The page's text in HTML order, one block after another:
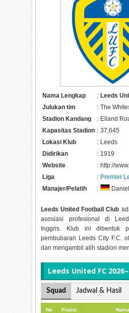
Nama Lengkap : Leeds
Julukan tim
: The
Stadion Kandang
: Elland
Kapasitas Stadion : 37,645
Lokasi Klub
: Leeds
Didirikan
: 1919
Website
: http://
Liga
: Premier
Manajer/Pelatih
:
Leeds United Football Club
asosiasi profesional di
Inggris. Klub ini dibentuk
pembubaran Leeds City F.C.
dan mengambil alih stadion
Leeds United FC
Squad Jadwal & Hasil
No Posisi